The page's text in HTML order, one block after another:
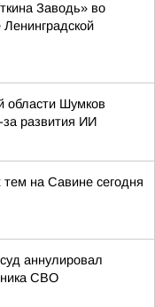
Заводь» во
области Шумков
за развития ИИ
на Савине сегодня
аннулировал
СВО